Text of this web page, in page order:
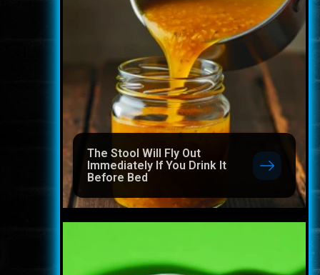
The Stool Will Fly Out
Immediately If You Drink It
Before Bed